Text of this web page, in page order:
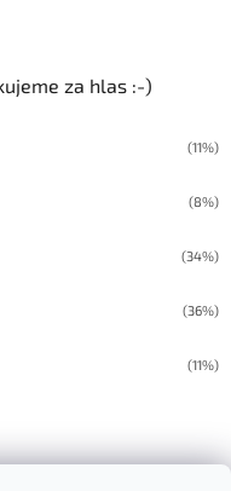
za hlas :-)
(11%)
(8%)
(34%)
(36%)
(11%)